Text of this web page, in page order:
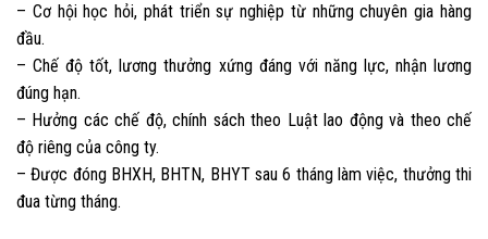
– Cơ hội học hỏi, phát triển sự nghiệp từ những chuyên gia hàng
đầu.
– Chế độ tốt, lương thưởng xứng đáng với năng lực, nhận lương
đúng hạn.
– Hưởng các chế độ, chính sách theo Luật lao động và theo chế
độ riêng của công ty.
– Được đóng BHXH, BHTN, BHYT sau 6 tháng làm việc, thưởng thi
đua từng tháng.